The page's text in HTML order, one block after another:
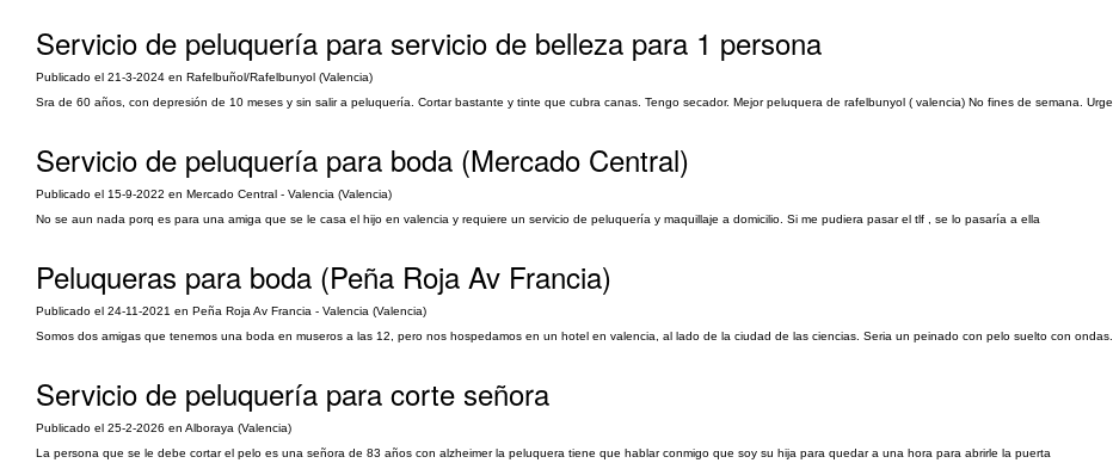
Servicio de peluquería para servicio de belleza para 1 persona
Publicado el 21-3-2024 en Rafelbuñol/Rafelbunyol (Valencia)
Sra de 60 años, con depresión de 10 meses y sin salir a peluquería. Cortar bastante y tinte que cubra canas. Tengo secador. Mejor peluquera de rafelbunyol ( valencia) No fines de semana. Urge.
Servicio de peluquería para boda (Mercado Central)
Publicado el 15-9-2022 en Mercado Central - Valencia (Valencia)
No se aun nada porq es para una amiga que se le casa el hijo en valencia y requiere un servicio de peluquería y maquillaje a domicilio. Si me pudiera pasar el tlf , se lo pasaría a ella
Peluqueras para boda (Peña Roja Av Francia)
Publicado el 24-11-2021 en Peña Roja Av Francia - Valencia (Valencia)
Somos dos amigas que tenemos una boda en museros a las 12, pero nos hospedamos en un hotel en valencia, al lado de la ciudad de las ciencias. Seria un peinado con pelo suelto con ondas.
Servicio de peluquería para corte señora
Publicado el 25-2-2026 en Alboraya (Valencia)
La persona que se le debe cortar el pelo es una señora de 83 años con alzheimer la peluquera tiene que hablar conmigo que soy su hija para quedar a una hora para abrirle la puerta